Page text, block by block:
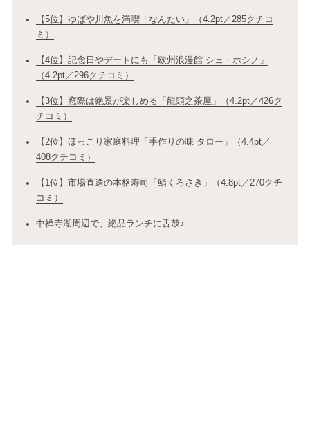
【5位】ゆばや川魚を満喫「なんたい」（4.2pt／285クチコ
ミ）
【4位】記念日やデートにも「欧州浪漫館 シェ・ホシノ」
（4.2pt／296クチコミ）
【3位】窓際は絶景が楽しめる「龍頭之茶屋」（4.2pt／426ク
チコミ）
【2位】ほっこり家庭料理「手作りの味 タロー」（4.4pt／
408クチコミ）
【1位】市場直送の本格寿司「鮨くろさき」（4.8pt／270クチ
コミ）
中禅寺湖周辺で、絶品ランチに舌鼓♪